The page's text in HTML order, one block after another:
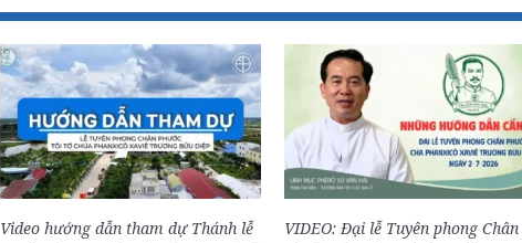
Video hướng dẫn tham dự Thánh lễ
VIDEO: Đại lễ Tuyên phong Chân